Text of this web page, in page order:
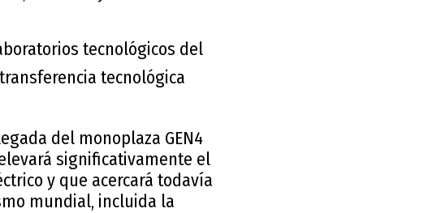
tecnológicos del
tecnológica
del monoplaza GEN4
significativamente el
y que acercará todavía
mundial, incluida la